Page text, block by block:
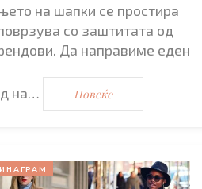
на шапки се простира
со заштитата од
Да направиме еден
на… Повеќе
ИНАГРАМ